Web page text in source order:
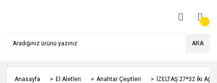
ARA
Anasayfa El Aletleri Anahtar Çeşitleri İZELTAŞ 27*32 İki